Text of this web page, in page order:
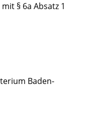
§ 6a Absatz 1
Baden-